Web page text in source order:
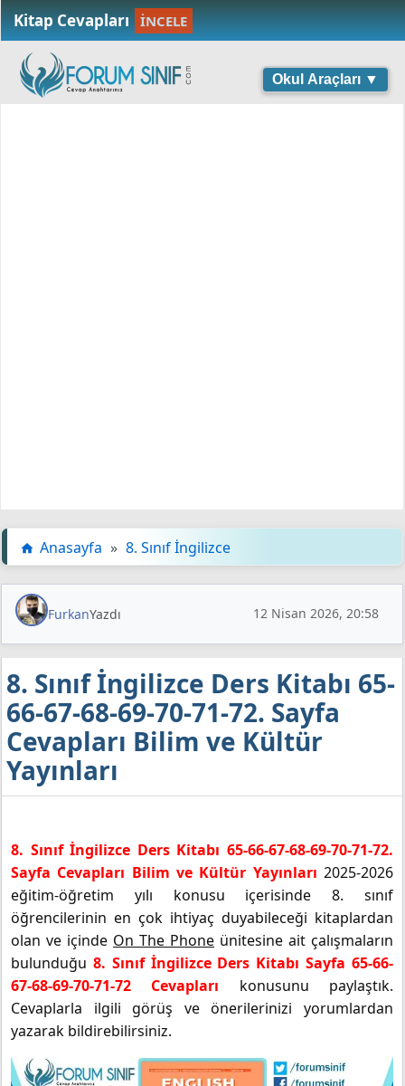
Kitap Cevapları İNCELE
Okul Araçları ▼
Anasayfa » 8. Sınıf İngilizce
FurkanYazdı 12 Nisan 2026, 20:58
8. Sınıf İngilizce Ders Kitabı 65-
66-67-68-69-70-71-72. Sayfa
Cevapları Bilim ve Kültür
Yayınları
8. Sınıf İngilizce Ders Kitabı 65-66-67-68-69-70-71-72.
Sayfa Cevapları Bilim ve Kültür Yayınları 2025-2026
eğitim-öğretim yılı konusu içerisinde 8. sınıf
öğrencilerinin en çok ihtiyaç duyabileceği kitaplardan
olan ve içinde On The Phone ünitesine ait çalışmaların
bulunduğu 8. Sınıf İngilizce Ders Kitabı Sayfa 65-66-
67-68-69-70-71-72 Cevapları konusunu paylaştık.
Cevaplarla ilgili görüş ve önerilerinizi yorumlardan
yazarak bildirebilirsiniz.